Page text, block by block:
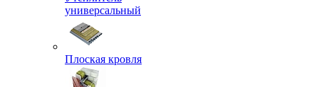
универсальный
Плоская кровля